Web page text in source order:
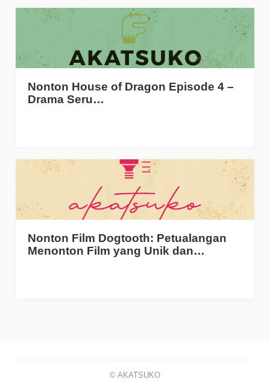
Nonton House of Dragon Episode 4 –
Drama Seru…
Nonton Film Dogtooth: Petualangan
Menonton Film yang Unik dan…
© AKATSUKO